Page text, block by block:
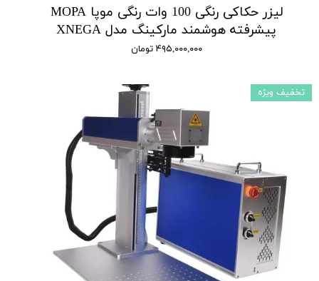
لیزر حکاکی رنگی 100 وات رنگی موپا MOPA
پیشرفته هوشمند مارکینگ مدل XNEGA
۴۹۵,۰۰۰,۰۰۰ تومان
تخفیف ویژه